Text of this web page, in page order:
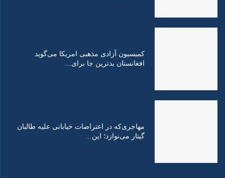
کمیسیون آزادی مذهبی امریکا می‌گوید
افغانستان بدترین جا برای...
مهاجری‌که در اعتراضات خیابانی علیه طالبان
گیتار می‌نوازد؛ این...